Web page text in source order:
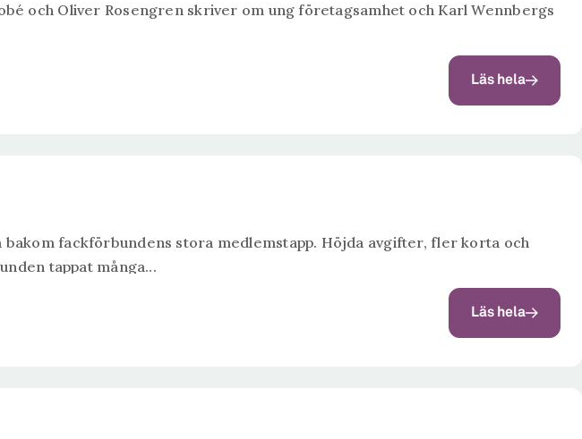
och Oliver Rosengren skriver om ung företagsamhet och Karl Wennbergs
Läs hela
fackförbundens stora medlemstapp. Höjda avgifter, fler korta och
tappat många...
Läs hela